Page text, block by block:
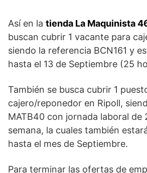
Así en la tienda La Maquinista
buscan cubrir 1 vacante para
siendo la referencia BCN161 y
hasta el 13 de Septiembre (25
También se busca cubrir 1
cajero/reponedor en Ripoll,
MATB40 con jornada laboral de
semana, la cuales también
hasta el mes de Septiembre.
Para terminar las ofertas de